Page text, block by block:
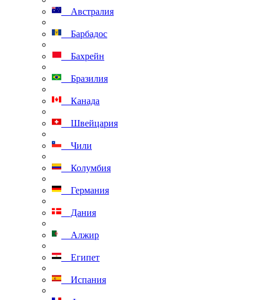
Австралия
Барбадос
Бахрейн
Бразилия
Канада
Швейцария
Чили
Колумбия
Германия
Дания
Алжир
Египет
Испания